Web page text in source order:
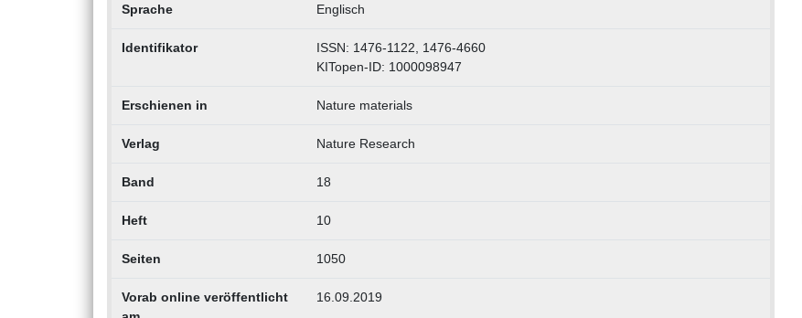
Sprache Englisch
Identifikator
ISSN: 1476-1122, 1476-4660
KITopen-ID: 1000098947
Erschienen in Nature materials
Verlag Nature Research
Band 18
Heft 10
Seiten 1050
Vorab online veröffentlicht
16.09.2019